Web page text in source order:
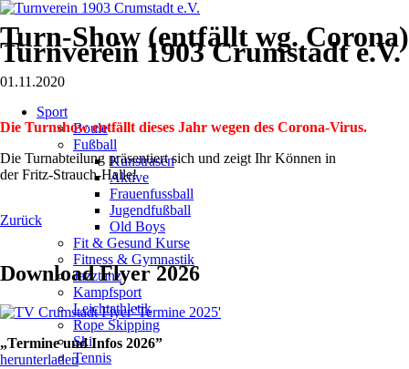
Turnverein 1903 Crumstadt e.V.
überspringen
Sport
Boule
Fußball
Kunstrasen
Aktive
Frauenfussball
Jugendfußball
Old Boys
Fit & Gesund Kurse
Fitness & Gymnastik
Jazztanz
Kampfsport
Leichtathletik
Rope Skipping
Ski
Tennis
Turn-Show (entfällt wg. Corona)
01.11.2020
Die Turnshow entfällt dieses Jahr wegen des Corona-Virus.
Die Turnabteilung präsentiert sich und zeigt Ihr Können in
der Fritz-Strauch-Halle!
Zurück
Download Flyer 2026
„Termine und Infos 2026”
herunterladen